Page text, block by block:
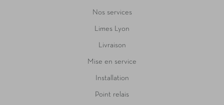
Nos services
Limes Lyon
Livraison
Mise en service
Installation
Point relais